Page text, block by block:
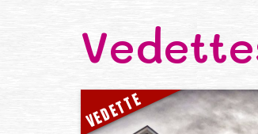
VEDETTE